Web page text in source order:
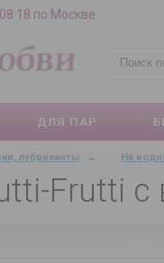
18 по Москве
ДЛЯ ПАР
лубриканты → На
Frutti